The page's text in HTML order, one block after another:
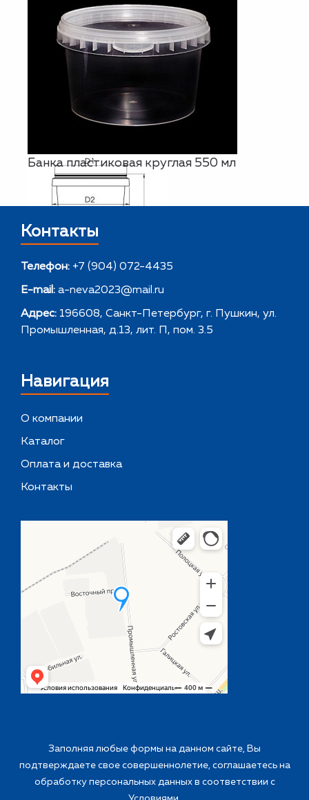
Банка пластиковая круглая 550 мл
Контакты
Телефон: +7 (904) 072-4435
E-mail: a-neva2023@mail.ru
Адрес: 196608, Санкт-Петербург, г. Пушкин, ул.
Промышленная, д.13, лит. П, пом. 3.5
Навигация
О компании
Каталог
Оплата и доставка
Контакты
Заполняя любые формы на данном сайте, Вы
подтверждаете свое совершеннолетие, соглашаетесь на
обработку персональных данных в соответствии с